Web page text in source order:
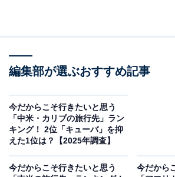
編集部が選ぶおすすめ記事
今だからこそ行きたいと思う
「中米・カリブの旅行先」ラン
キング！ 2位「キューバ」を抑
えた1位は？【2025年調査】
今だからこそ行きたいと思う
今だから